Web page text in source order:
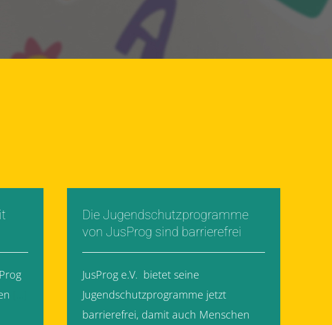
Die Jugendschutzprogramme
von JusProg sind barrierefrei
JusProg e.V. bietet seine
Jugendschutzprogramme jetzt
barrierefrei, damit auch Menschen